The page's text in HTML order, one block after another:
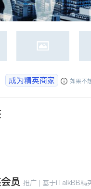
成为精英商家 如果不
员 推广 | 基于iTalkBB精